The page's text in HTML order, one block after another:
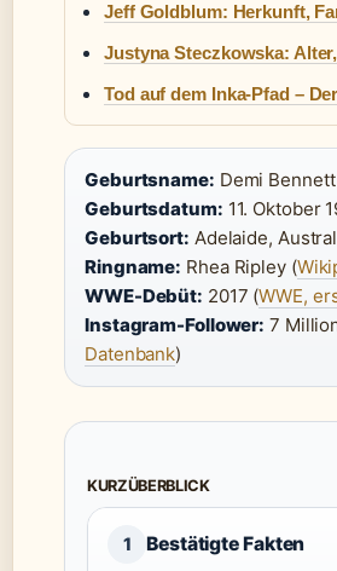
Jeff Goldblum: Herkunft,
Justyna Steczkowska:
Tod auf dem Inka-Pfad –
Geburtsname: Demi
Geburtsdatum: 11. Oktober
Geburtsort: Adelaide,
Ringname: Rhea Ripley (
WWE-Debüt: 2017 (WWE,
Instagram-Follower: 7
Datenbank)
KURZÜBERBLICK
1 Bestätigte Fakten